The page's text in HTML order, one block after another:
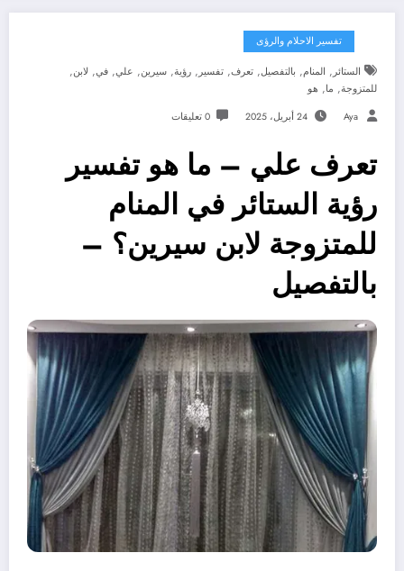
تفسير الاحلام والرؤى
الستائر , المنام, بالتفصيل, تعرف, تفسير , رؤية, سيرين, علي, في, لابن,
للمتزوجة, ما, هو
Aya 24 أبريل، 2025 0 تعليقات
تعرف علي – ما هو تفسير
رؤية الستائر في المنام
للمتزوجة لابن سيرين؟ –
بالتفصيل